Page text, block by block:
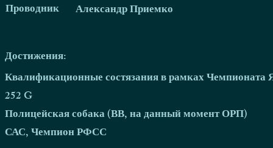
Проводник Александр Приемко
Достижения:
Квалификационные состязания в рамках Чемпионата
252 G
Полицейская собака (ВВ, на данный момент ОРП)
САС, Чемпион РФСС